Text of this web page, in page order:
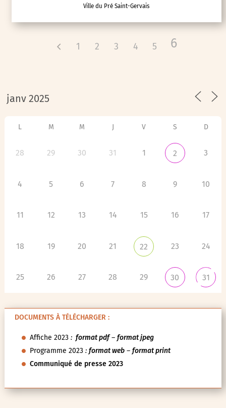
Ville du Pré Saint-Gervais
1 2 3 4 5 6
L M M J V S D
28 29 30 31 1 2 3
4 5 6 7 8 9 10
11 12 13 14 15 16 17
18 19 20 21 22 23 24
25 26 27 28 29 30 31
DOCUMENTS À TÉLÉCHARGER :
Affiche 2023: format pdf– format jpeg
Programme 2023 : format web– format print
Communiqué de presse 2023